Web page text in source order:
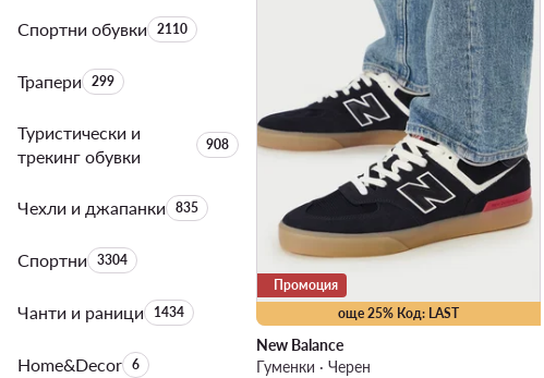
Спортни обувкиБрой на продуктите:
2110
ТрапериБрой на продуктите:
299
Туристически и
трекинг обувки
Брой на продуктите:
908
Чехли и джапанкиБрой на продуктите:
835
СпортниБрой на продуктите:
3304
Чанти и ранициБрой на продуктите:
1434
Home&DecorБрой на продуктите:
6
още 25% Код: LAST
Промоция
New Balance
Гуменки · Черен